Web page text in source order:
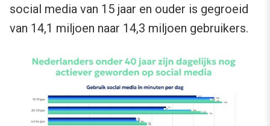
social media van 15 jaar en ouder is gegroeid
van 14,1 miljoen naar 14,3 miljoen gebruikers.